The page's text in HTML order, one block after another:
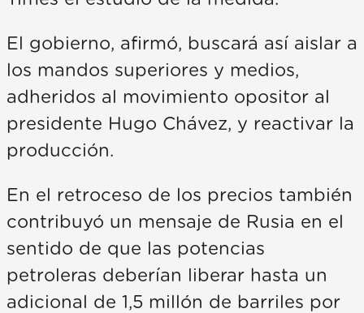
El gobierno, afirmó, buscará así aislar a
los mandos superiores y medios,
adheridos al movimiento opositor al
presidente Hugo Chávez, y reactivar la
producción.
En el retroceso de los precios también
contribuyó un mensaje de Rusia en el
sentido de que las potencias
petroleras deberían liberar hasta un
adicional de 1,5 millón de barriles por